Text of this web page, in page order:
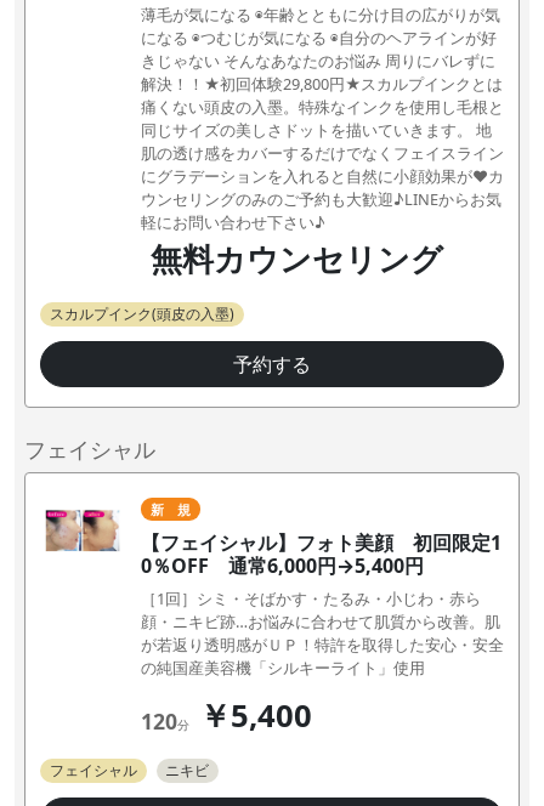
薄毛が気になる ◉年齢とともに分け目の広がりが気
になる ◉つむじが気になる ◉自分のヘアラインが好
きじゃない そんなあなたのお悩み 周りにバレずに
解決！！★初回体験29,800円★スカルプインクとは
痛くない頭皮の入墨。特殊なインクを使用し毛根と
同じサイズの美しさドットを描いていきます。 地
肌の透け感をカバーするだけでなくフェイスライン
にグラデーションを入れると自然に小顔効果が❤️カ
ウンセリングのみのご予約も大歓迎♪LINEからお気
軽にお問い合わせ下さい♪
無料カウンセリング
スカルプインク(頭皮の入墨)
予約する
フェイシャル
新 規
【フェイシャル】フォト美顔 初回限定1
0％OFF 通常6,000円→5,400円
［1回］シミ・そばかす・たるみ・小じわ・赤ら
顔・ニキビ跡…お悩みに合わせて肌質から改善。肌
が若返り透明感がＵＰ！特許を取得した安心・安全
の純国産美容機「シルキーライト」使用
120分 ￥5,400
フェイシャル ニキビ